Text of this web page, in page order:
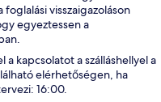
foglalási visszaigazoláson
egyeztessen a
kapcsolatot a szálláshellyel a
elérhetőségen, ha
16:00.